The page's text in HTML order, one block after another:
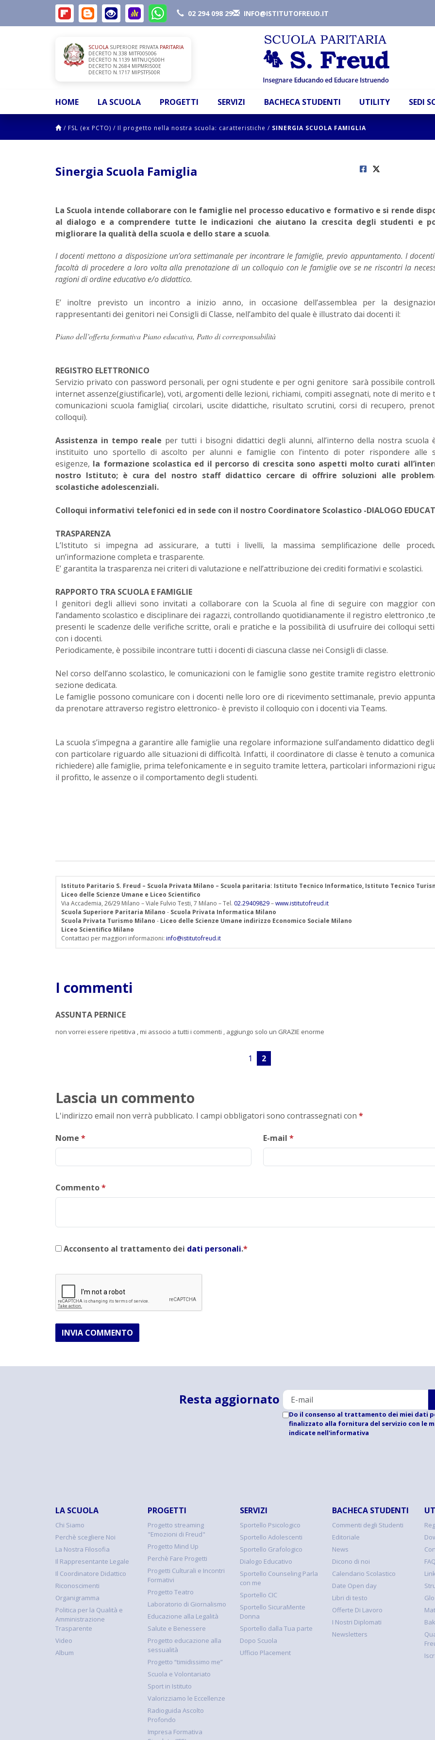
02 294 098 29 INFO@ISTITUTOFREUD.IT
SCUOLASUPERIORE PRIVATA PARITARIA
DECRETO N.338 MITF005006
DECRETO N.1139 MITNUQ500H
DECRETO N.2684 MIPMRI500E
DECRETO N.1717 MIPSTF500R
HOME LA SCUOLA PROGETTI SERVIZI BACHECA STUDENTI UTILITY SEDI
/ FSL (ex PCTO) / Il progetto nella nostra scuola: caratteristiche / SINERGIA SCUOLA FAMIGLIA
Sinergia Scuola Famiglia
La Scuola intende collaborare con le famiglie nel processo educativo e formativo e si rende
al dialogo e a comprendere tutte le indicazioni che aiutano la crescita degli studenti e
migliorare la qualità della scuola e dello stare a scuola.
I docenti mettono a disposizione un’ora settimanale per incontrare le famiglie, previo appuntamento. I
facoltà di procedere a loro volta alla prenotazione di un colloquio con le famiglie ove se ne riscontri la
ragioni di ordine educativo e/o didattico.
E’ inoltre previsto un incontro a inizio anno, in occasione dell’assemblea per la
rappresentanti dei genitori nei Consigli di Classe, nell’ambito del quale è illustrato dai docenti il:
Piano dell’offerta formativa Piano educativa, Patto di corresponsabilità
REGISTRO ELETTRONICO
Servizio privato con password personali, per ogni studente e per ogni genitore sarà possibile
internet assenze(giustificarle), voti, argomenti delle lezioni, richiami, compiti assegnati, note di merito e
comunicazioni scuola famiglia( circolari, uscite didattiche, risultato scrutini, corsi di recupero,
colloqui).
Assistenza in tempo reale per tutti i bisogni didattici degli alunni, all’interno della nostra scuola
instituito uno sportello di ascolto per alunni e famiglie con l’intento di poter rispondere alle
esigenze, la formazione scolastica ed il percorso di crescita sono aspetti molto curati
nostro Istituto; è cura del nostro staff didattico cercare di offrire soluzioni alle
scolastiche adolescenziali.
Colloqui informativi telefonici ed in sede con il nostro Coordinatore Scolastico -DIALOGO
TRASPARENZA
L’Istituto si impegna ad assicurare, a tutti i livelli, la massima semplificazione delle
un’informazione completa e trasparente.
E’ garantita la trasparenza nei criteri di valutazione e nell’attribuzione dei crediti formativi e scolastici.
RAPPORTO TRA SCUOLA E FAMIGLIE
I genitori degli allievi sono invitati a collaborare con la Scuola al fine di seguire con maggior
l’andamento scolastico e disciplinare dei ragazzi, controllando quotidianamente il registro elettronico
presenti le scadenze delle verifiche scritte, orali e pratiche e la possibilità di usufruire dei colloqui
con i docenti.
Periodicamente, è possibile incontrare tutti i docenti di ciascuna classe nei Consigli di classe.
Nel corso dell’anno scolastico, le comunicazioni con le famiglie sono gestite tramite registro
sezione dedicata.
Le famiglie possono comunicare con i docenti nelle loro ore di ricevimento settimanale, previo
da prenotare attraverso registro elettronico- è previsto il colloquio con i docenti via Teams.
La scuola s’impegna a garantire alle famiglie una regolare informazione sull’andamento didattico
con particolare riguardo alle situazioni di difficoltà. Infatti, il coordinatore di classe è tenuto a
richiedere) alle famiglie, prima telefonicamente e in seguito tramite lettera, particolari informazioni
il profitto, le assenze o il comportamento degli studenti.
Istituto Paritario S. Freud – Scuola Privata Milano – Scuola paritaria: Istituto Tecnico Informatico, Istituto Tecnico
Liceo delle Scienze Umane e Liceo Scientifico
Via Accademia, 26/29 Milano – Viale Fulvio Testi, 7 Milano – Tel. 02.29409829–www.istitutofreud.it
Scuola Superiore Paritaria Milano - Scuola Privata Informatica Milano
Scuola Privata Turismo Milano - Liceo delle Scienze Umane indirizzo Economico Sociale Milano
Liceo Scientifico Milano
Contattaci per maggiori informazioni: info@istitutofreud.it
I commenti
ASSUNTA PERNICE
non vorrei essere ripetitiva , mi associo a tutti i commenti , aggiungo solo un GRAZIE enorme
1 2
Lascia un commento
L'indirizzo email non verrà pubblicato. I campi obbligatori sono contrassegnati con *
Nome * E-mail *
Commento*
Acconsento al trattamento dei dati personali.*
INVIA COMMENTO
Resta aggiornato
Do il consenso al trattamento dei miei dati
finalizzato alla fornitura del servizio con le
indicate nell'informativa
LA SCUOLA
Chi Siamo
Perchè scegliere Noi
La Nostra Filosofia
Il Rappresentante Legale
Il Coordinatore Didattico
Riconoscimenti
Organigramma
Politica per la Qualità e
Amministrazione
Trasparente
Video
Album
PROGETTI
Progetto streaming
"Emozioni di Freud"
Progetto Mind Up
Perchè Fare Progetti
Progetti Culturali e Incontri
Formativi
Progetto Teatro
Laboratorio di Giornalismo
Educazione alla Legalità
Salute e Benessere
Progetto educazione alla
sessualità
Progetto “timidissimo me”
Scuola e Volontariato
Sport in Istituto
Valorizziamo le Eccellenze
Radioguida Ascolto
Profondo
Impresa Formativa
SERVIZI
Sportello Psicologico
Sportello Adolescenti
Sportello Grafologico
Dialogo Educativo
Sportello Counseling Parla
con me
Sportello CIC
Sportello SicuraMente
Donna
Sportello dalla Tua parte
Dopo Scuola
Ufficio Placement
BACHECA STUDENTI
Commenti degli Studenti
Editoriale
News
Dicono di noi
Calendario Scolastico
Date Open day
Libri di testo
Offerte Di Lavoro
I Nostri Diplomati
Newsletters